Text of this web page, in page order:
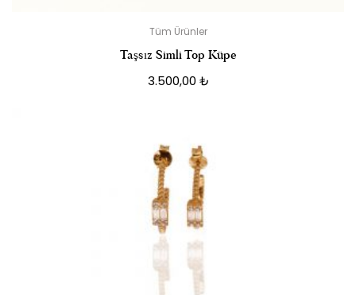
Tüm Ürünler
Taşsız Simli Top Küpe
3.500,00 ₺